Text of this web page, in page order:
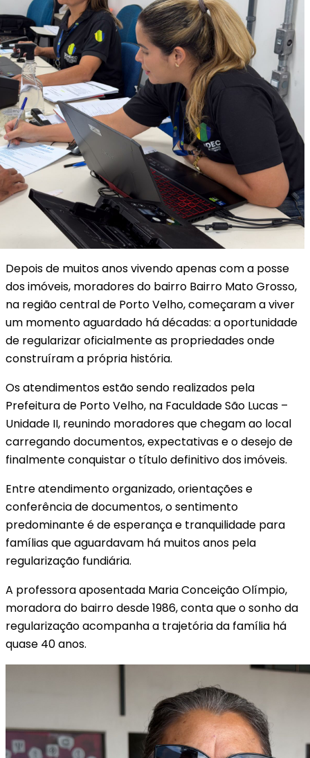
Depois de muitos anos vivendo apenas com a posse
dos imóveis, moradores do bairro Bairro Mato Grosso,
na região central de Porto Velho, começaram a viver
um momento aguardado há décadas: a oportunidade
de regularizar oficialmente as propriedades onde
construíram a própria história.
Os atendimentos estão sendo realizados pela
Prefeitura de Porto Velho, na Faculdade São Lucas –
Unidade II, reunindo moradores que chegam ao local
carregando documentos, expectativas e o desejo de
finalmente conquistar o título definitivo dos imóveis.
Entre atendimento organizado, orientações e
conferência de documentos, o sentimento
predominante é de esperança e tranquilidade para
famílias que aguardavam há muitos anos pela
regularização fundiária.
A professora aposentada Maria Conceição Olímpio,
moradora do bairro desde 1986, conta que o sonho da
regularização acompanha a trajetória da família há
quase 40 anos.